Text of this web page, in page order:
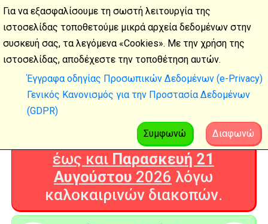
Καλοκαιρινές
διακοπές
Η Ψηφιακή Τεχνολογία θα είναι
ΚΛΕΙΣΤΗ απόΔευτέρα 3
Αυγούστου2026
έως και Παρασκευή 21
Αυγούστου 2026 λόγω
καλοκαιρινών διακοπών.
Για να εξασφαλίσουμε τη σωστή λειτουργία της
ιστοσελίδας τοποθετούμε μικρά αρχεία δεδομένων στην
συσκευή σας, τα λεγόμενα «Cookies». Με την χρήση της
ιστοσελίδας, αποδέχεστε την τοποθέτηση αυτών.
Έγγραφα οδηγίας Προσωπικών Δεδομένων (e-Privacy)
Γενικός Κανονισμός για την Προστασία Δεδομένων
(GDPR)
Διαφωνώ
Συμφωνώ